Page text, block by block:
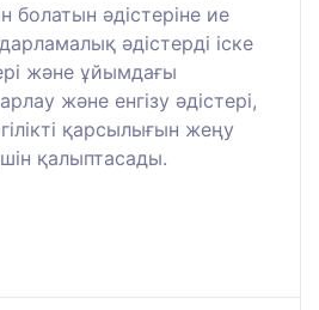
болатын әдістеріне ие
әдістерді іске
және ұйымдағы
және енгізу әдістері,
қарсылығын жеңу
қалыптасады.